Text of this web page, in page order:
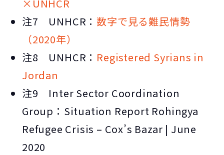
×UNHCR
注7 UNHCR： 数字で見る難民情勢
（2020年）
注8 UNHCR： Registered Syrians in
Jordan
注9 Inter Sector Coordination
Group：Situation Report Rohingya
Refugee Crisis – Cox’s Bazar | June
2020